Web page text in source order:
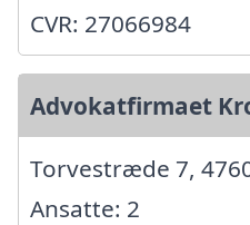
CVR: 27066984
Advokatfirmaet
Torvestræde 7,
Ansatte: 2